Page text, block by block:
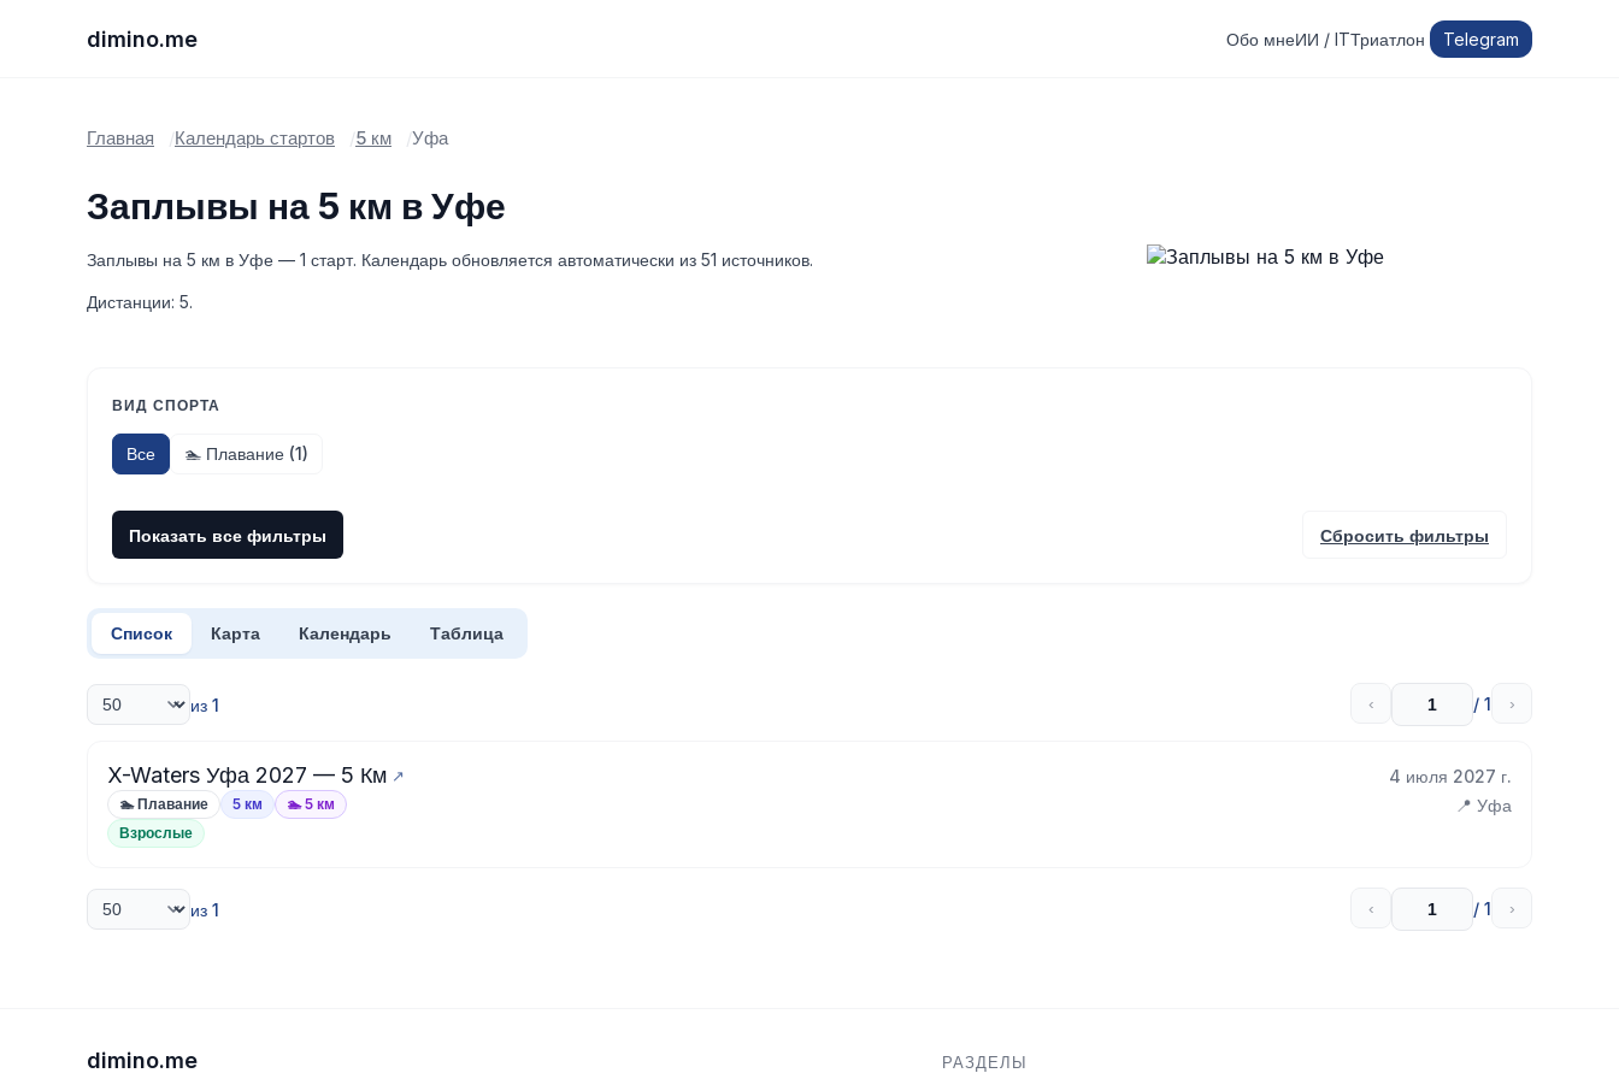
dimino.me Обо мнеИИ / ITТриатлон Telegram
Главная Календарь стартов 5 км Уфа
Заплывы на 5 км в Уфе
Заплывы на 5 км в Уфе — 1 старт. Календарь обновляется автоматически из 51 источников.
Дистанции: 5.
ВИД СПОРТА
Все 🏊 Плавание (1)
Показать все фильтры Сбросить фильтры
Список Карта Календарь Таблица
из 1 ‹ / 1 ›
X-Waters Уфа 2027 — 5 Км 4 июля 2027 г.
🏊 Плавание 5 км 🏊 5 км 📍 Уфа
Взрослые
из 1 ‹ / 1 ›
dimino.me РАЗДЕЛЫ